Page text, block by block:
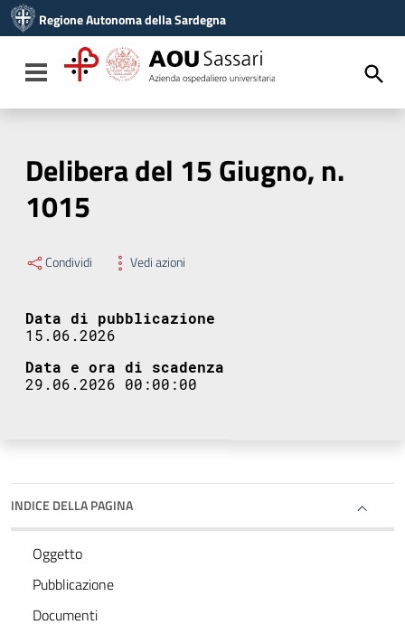
Vai al menu di navigazione
Vai al footer
Regione Autonoma della Sardegna
Toggle navigation
Delibera del 15 Giugno, n.
1015
Condividi Vedi azioni
Data di pubblicazione
15.06.2026
Data e ora di scadenza
29.06.2026 00:00:00
INDICE DELLA PAGINA
Oggetto
Pubblicazione
Documenti